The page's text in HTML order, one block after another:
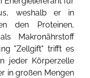
weshalb er in
den Proteinen,
Makronährstoff
"Zellgift" trifft es
jeder Körperzelle
in großen Mengen